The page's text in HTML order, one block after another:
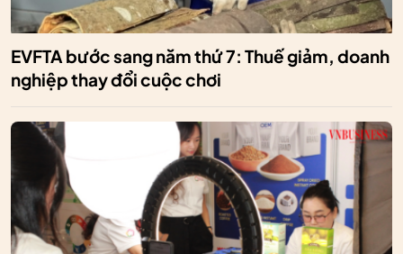
EVFTA bước sang năm thứ 7: Thuế giảm, doanh
nghiệp thay đổi cuộc chơi